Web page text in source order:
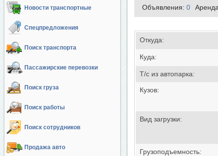
Новости транспортные
Спецпредложения
Поиск транспорта
Пассажирские перевозки
Поиск груза
Поиск работы
Поиск сотрудников
Продажа авто
Объявления: 0
Откуда:
Куда:
Т/с из автопарка:
Кузов:
Вид загрузки:
Грузоподъемность: